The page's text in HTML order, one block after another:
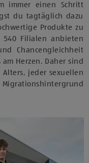
immer einen Schritt
du tagtäglich dazu
Produkte zu
Filialen anbieten
Chancengleichheit
am Herzen. Daher sind
Alters, jeder sexuellen